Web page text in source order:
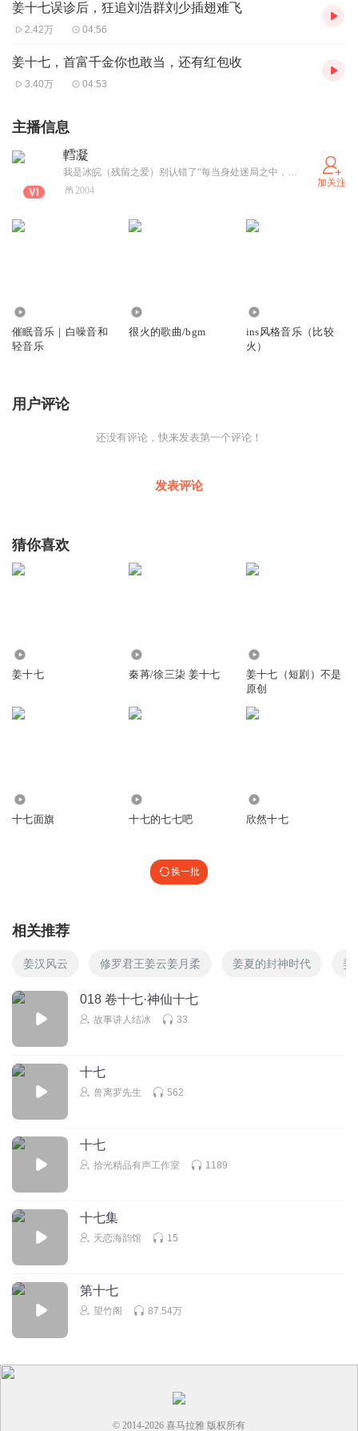
姜十七误诊后，狂追刘浩群刘少插翅难飞
2.42万 04:56
姜十七，首富千金你也敢当，还有红包收
3.40万 04:53
主播信息
轌凝
我是冰皖（残留之爱）别认错了“每当身处迷局之中，每当痛苦侵袭时，直面它，就能结束这一切”
2004
加关注
催眠音乐｜白噪音和
轻音乐
很火的歌曲/bgm
ins风格音乐（比较
火）
用户评论
还没有评论，快来发表第一个评论！
发表评论
猜你喜欢
姜十七 秦苒/徐三柒 姜十七
姜十七（短剧）不是
原创
十七面旗 十七的七七吧 欣然十七
换一批
相关推荐
姜汉风云 修罗君王姜云姜月柔 姜夏的封神时代 姜
018 卷十七·神仙十七
故事讲人结冰 33
十七
兽离罗先生 562
十七
拾光精品有声工作室 1189
十七集
天恋海韵馆 15
第十七
望竹阁 87.54万
© 2014-2026 喜马拉雅 版权所有